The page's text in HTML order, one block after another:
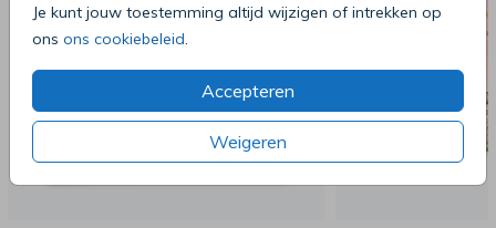
Je kunt jouw toestemming altijd wijzigen of intrekken op
ons ons cookiebeleid
Accepteren
Weigeren